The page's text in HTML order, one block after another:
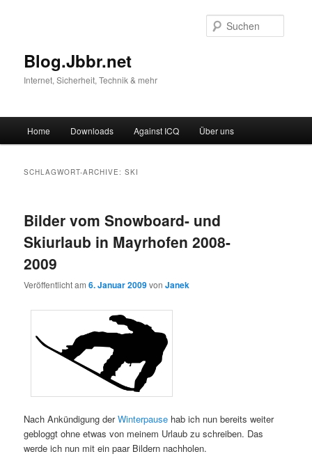
Blog.Jbbr.net
Internet, Sicherheit, Technik & mehr
Zum
Zum
wechseln
Home Downloads Against ICQ Über uns
SCHLAGWORT-ARCHIVE:SKI
Bilder vom Snowboard- und
Skiurlaub in Mayrhofen 2008-
2009
Veröffentlicht am6. Januar 2009vonJanek
Nach Ankündigung derWinterpause hab ich nun bereits weiter
gebloggt ohne etwas von meinem Urlaub zu schreiben. Das
werde ich nun mit ein paar Bildern nachholen.